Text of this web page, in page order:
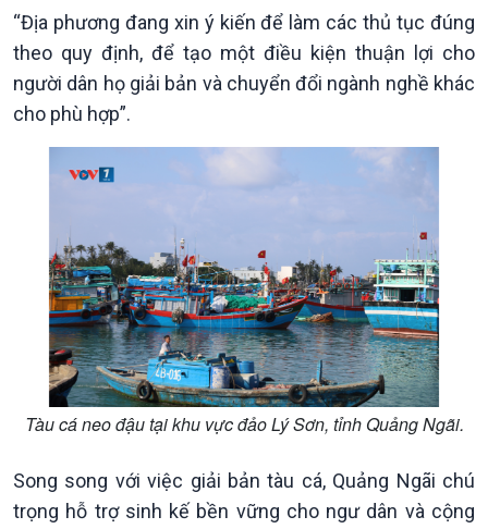
360 độ Sức khỏe
Chuyển đổi Xanh
Tài nguyên và Môi trường
Chuyên gia của bạn
Xã hội chuyển động
Bước chân đến trường
Kết nối công nghệ
Sống chung với biến đổi
khí hậu
“Địa phương đang xin ý kiến để làm các thủ tục đúng
theo quy định, để tạo một điều kiện thuận lợi cho
người dân họ giải bản và chuyển đổi ngành nghề khác
cho phù hợp”.
Tàu cá neo đậu tại khu vực đảo Lý Sơn, tỉnh Quảng Ngãi.
Song song với việc giải bản tàu cá, Quảng Ngãi chú
trọng hỗ trợ sinh kế bền vững cho ngư dân và cộng